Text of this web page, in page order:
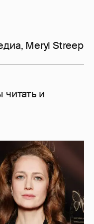
, Meryl Streep
читать и